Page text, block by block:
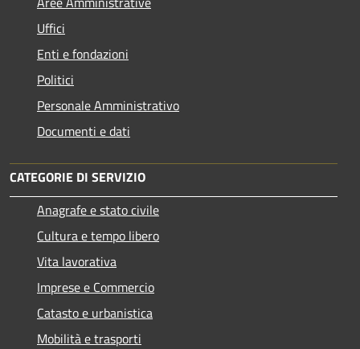
Uffici
Enti e fondazioni
Politici
Personale Amministrativo
Documenti e dati
CATEGORIE DI SERVIZIO
Anagrafe e stato civile
Cultura e tempo libero
Vita lavorativa
Imprese e Commercio
Catasto e urbanistica
Mobilità e trasporti